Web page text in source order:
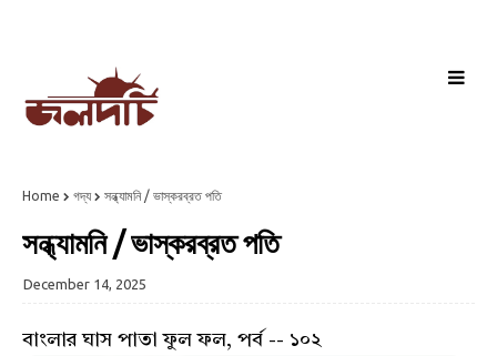
Home গদ্য সন্ধ্যামনি / ভাস্করব্রত পতি
সন্ধ্যামনি / ভাস্করব্রত পতি
December 14, 2025
বাংলার ঘাস পাতা ফুল ফল, পর্ব -- ১০২